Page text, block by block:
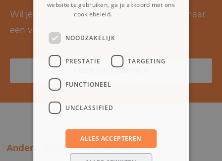
Wil je graag een proefrit maken? Kom dan naar
een van onze showrooms.
Onze showrooms >
Andere klanten bekeken ook:
website te gebruiken, ga je akkoord met ons
cookiebeleid.
NOODZAKELIJK
PRESTATIE TARGETING
FUNCTIONEEL
UNCLASSIFIED
ALLES ACCEPTEREN